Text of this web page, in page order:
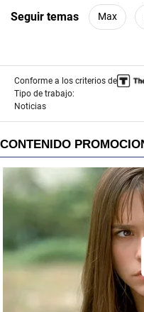
Seguir temas Max
Conforme a los criterios de
Tipo de trabajo:
Noticias